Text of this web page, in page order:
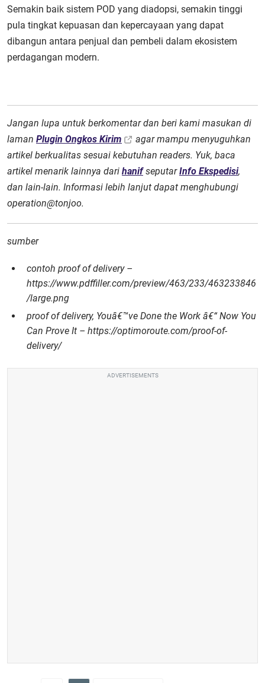
Semakin baik sistem POD yang diadopsi, semakin tinggi
pula tingkat kepuasan dan kepercayaan yang dapat
dibangun antara penjual dan pembeli dalam ekosistem
perdagangan modern.
Jangan lupa untuk berkomentar dan beri kami masukan di
laman Plugin Ongkos Kirim
agar mampu menyuguhkan
artikel berkualitas sesuai kebutuhan readers. Yuk, baca
artikel menarik lainnya dari hanifseputarInfo Ekspedisi,
dan lain-lain. Informasi lebih lanjut dapat menghubungi
operation@tonjoo.
sumber
contoh proof of delivery –
https://www.pdffiller.com/preview/463/233/463233846
/large.png
proof of delivery, Youâ€™ve Done the Work â€“ Now You
Can Prove It – https://optimoroute.com/proof-of-
delivery/
ADVERTISEMENTS